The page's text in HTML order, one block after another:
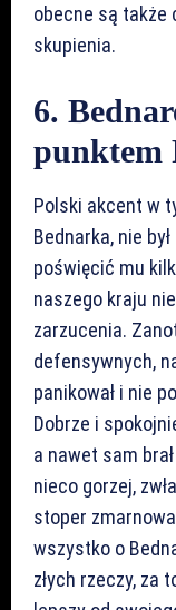
obecne są także
skupienia.
6.
punktem
Polski akcent w
Bednarka, nie
poświęcić mu
naszego kraju
zarzucenia.
defensywnych,
panikował i nie
Dobrze i
a nawet sam
nieco gorzej,
stoper
wszystko o
złych rzeczy, za